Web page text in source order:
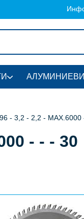
- 3,2 - 2,2 - MAX.6000
- - - 30